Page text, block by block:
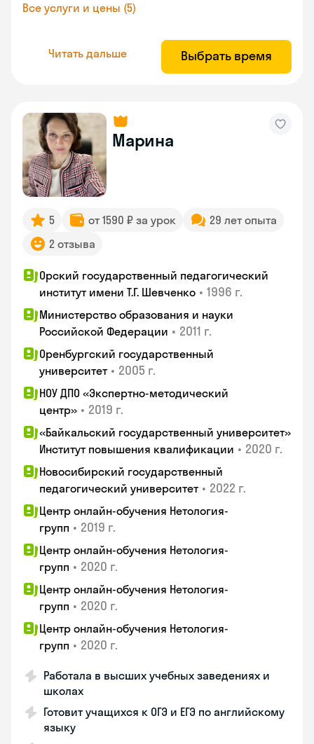
Все услуги и цены (5)
Читать дальше Выбрать время
Марина
5 от 1590 ₽ за урок
29 лет опыта
2 отзыва
Орский государственный педагогический
институт имени Т.Г. Шевченко • 1996 г.
Министерство образования и науки
Российской Федерации • 2011 г.
Оренбургский государственный
университет • 2005 г.
НОУ ДПО «Экспертно-методический
центр» • 2019 г.
«Байкальский государственный университет»
Институт повышения квалификации • 2020 г.
Новосибирский государственный
педагогический университет • 2022 г.
Центр онлайн-обучения Нетология-
групп • 2019 г.
Центр онлайн-обучения Нетология-
групп • 2020 г.
Центр онлайн-обучения Нетология-
групп • 2020 г.
Центр онлайн-обучения Нетология-
групп • 2020 г.
Работала в высших учебных заведениях и
школах
Готовит учащихся к ОГЭ и ЕГЭ по английскому
языку